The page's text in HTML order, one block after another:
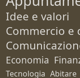
Idee e valori
Commercio e
Economia
Tecnologia Abitare